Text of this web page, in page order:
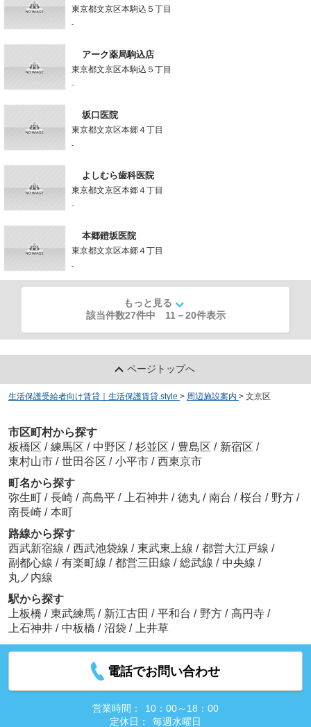
東京都文京区本駒込５丁目
-
アーク薬局駒込店
東京都文京区本駒込５丁目
-
坂口医院
東京都文京区本郷４丁目
-
よしむら歯科医院
東京都文京区本郷４丁目
-
本郷鐙坂医院
東京都文京区本郷４丁目
-
もっと見る
該当件数27件中 11 －20件表示
ページトップへ
生活保護受給者向け賃貸｜生活保護賃貸.style > 周辺施設案内 > 文京区
市区町村から探す
板橋区 / 練馬区 / 中野区 / 杉並区 / 豊島区 / 新宿区 /
東村山市 / 世田谷区 / 小平市 / 西東京市
町名から探す
弥生町 / 長崎 / 高島平 / 上石神井 / 徳丸 / 南台 / 桜台 / 野方 /
南長崎 / 本町
路線から探す
西武新宿線 / 西武池袋線 / 東武東上線 / 都営大江戸線 /
副都心線 / 有楽町線 / 都営三田線 / 総武線 / 中央線 /
丸ノ内線
駅から探す
上板橋 / 東武練馬 / 新江古田 / 平和台 / 野方 / 高円寺 /
上石神井 / 中板橋 / 沼袋 / 上井草
電話でお問い合わせ
営業時間：
10：00～18：00
定休日：
毎週水曜日